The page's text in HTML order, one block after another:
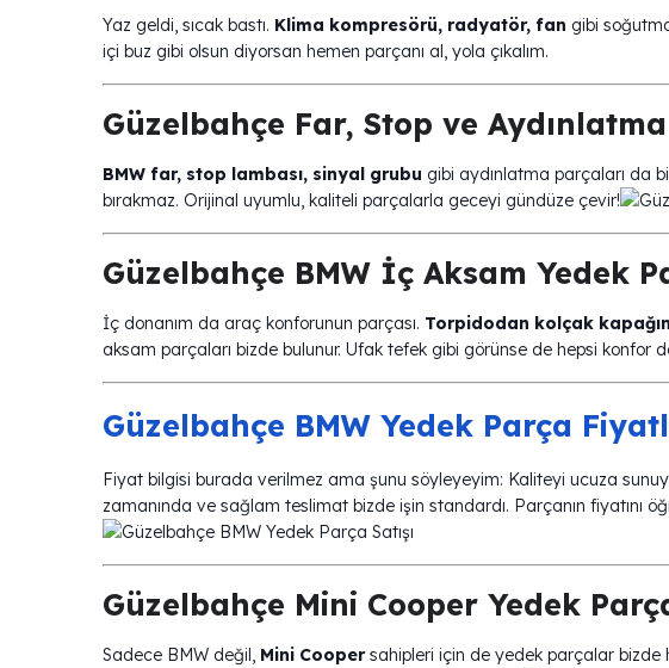
Yaz geldi, sıcak bastı. Klima kompresörü, radyatör, fan gibi
içi buz gibi olsun diyorsan hemen parçanı al, yola çıkalım.
Güzelbahçe Far, Stop ve
BMW far, stop lambası, sinyal grubu gibi aydınlatma parçaları da
bırakmaz. Orijinal uyumlu, kaliteli parçalarla geceyi gündüze çevir!
Güzelbahçe BMW İç Aksam Yedek
İç donanım da araç konforunun parçası. Torpidodan kolçak
aksam parçaları bizde bulunur. Ufak tefek gibi görünse de hepsi konfor
Güzelbahçe BMW Yedek Parça
Fiyat bilgisi burada verilmez ama şunu söyleyeyim: Kaliteyi ucuza
zamanında ve sağlam teslimat bizde işin standardı. Parçanın fiyatını
Güzelbahçe Mini Cooper Yedek Parça
Sadece BMW değil, Mini Coopersahipleri için de yedek parçalar bizde